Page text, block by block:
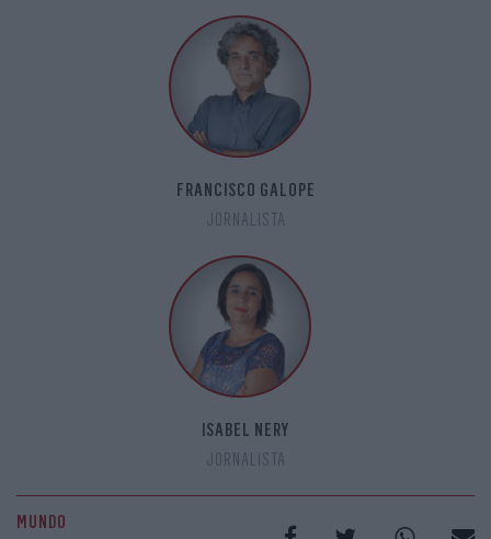
FRANCISCO GALOPE
JORNALISTA
ISABEL NERY
JORNALISTA
MUNDO